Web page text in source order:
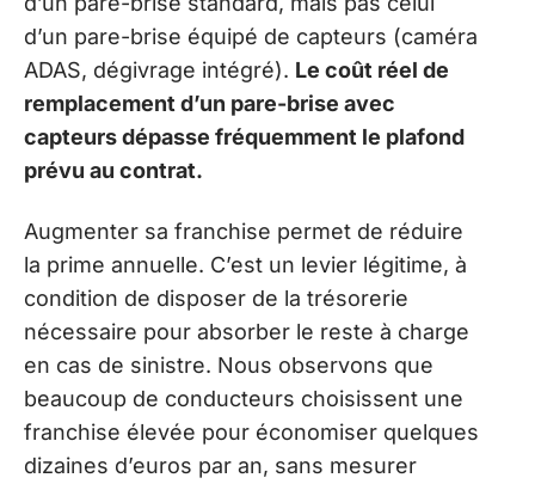
d’un pare-brise équipé de capteurs (caméra
ADAS, dégivrage intégré). Le coût réel de
remplacement d’un pare-brise avec
capteurs dépasse fréquemment le plafond
prévu au contrat.
Augmenter sa franchise permet de réduire
la prime annuelle. C’est un levier légitime, à
condition de disposer de la trésorerie
nécessaire pour absorber le reste à charge
en cas de sinistre. Nous observons que
beaucoup de conducteurs choisissent une
franchise élevée pour économiser quelques
dizaines d’euros par an, sans mesurer